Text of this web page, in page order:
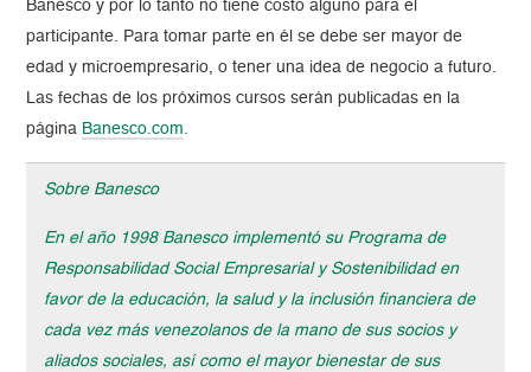
Banesco y por lo tanto no tiene costo alguno para el
participante. Para tomar parte en él se debe ser mayor de
edad y microempresario, o tener una idea de negocio a futuro.
Las fechas de los próximos cursos serán publicadas en la
página Banesco.com.
Sobre Banesco
En el año 1998 Banesco implementó su Programa de
Responsabilidad Social Empresarial y Sostenibilidad en
favor de la educación, la salud y la inclusión financiera de
cada vez más venezolanos de la mano de sus socios y
aliados sociales, así como el mayor bienestar de sus